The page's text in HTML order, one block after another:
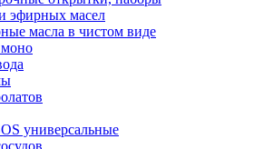
эфирных масел
масла в чистом виде
универсальные